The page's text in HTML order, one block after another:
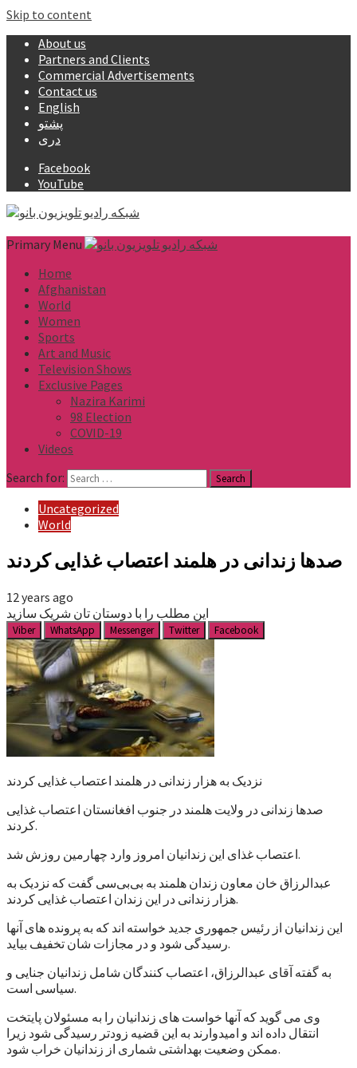
Skip to content
About us
Partners and Clients
Commercial Advertisements
Contact us
English
پشتو
دری
Facebook
YouTube
Primary Menu
Home
Afghanistan
World
Women
Sports
Art and Music
Television Shows
Exclusive Pages
Nazira Karimi
98 Election
COVID-19
Videos
Search for:
Uncategorized
World
صدها زندانی در هلمند اعتصاب غذایی کردند
12 years ago
این مطلب را با دوستان تان شریک سازید
Viber WhatsApp Messenger Twitter Facebook
نزدیک به هزار زندانی در هلمند اعتصاب غذایی کردند
صدها زندانی در ولایت هلمند در جنوب افغانستان اعتصاب غذایی
کردند.
اعتصاب غذای این زندانیان امروز وارد چهارمین روزش شد.
عبدالرزاق خان معاون زندان هلمند به بی‌بی‌سی گفت که نزدیک به
هزار زندانی در این زندان اعتصاب غذایی کردند.
این زندانیان از رئیس جمهوری جدید خواسته اند که به پرونده های آنها
رسیدگی شود و در مجازات شان تخفیف بیاید.
به گفته آقای عبدالرزاق، اعتصاب کنندگان شامل زندانیان جنایی و
سیاسی است.
وی می گوید که آنها خواست های زندانیان را به مسئولان پایتخت
انتقال داده اند و امیدوارند به این قضیه زودتر رسیدگی شود زیرا
ممکن وضعیت بهداشتی شماری از زندانیان خراب شود.